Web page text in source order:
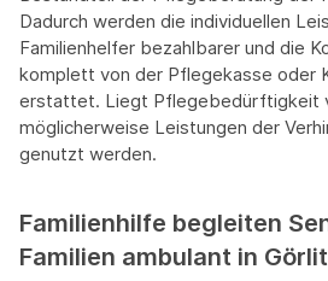
Dadurch werden die individuellen
Familienhelfer bezahlbarer und die
komplett von der Pflegekasse oder
erstattet. Liegt Pflegebedürftigkeit
möglicherweise Leistungen der
genutzt werden.
Familienhilfe begleiten
Familien ambulant in